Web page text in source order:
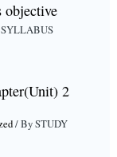
objective
2
/ BySTUDY